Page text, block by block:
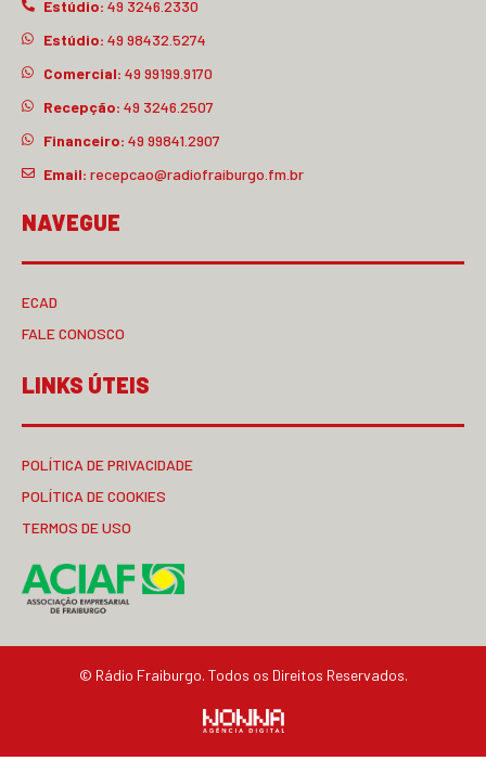
Estúdio: 49 3246.2330
Estúdio: 49 98432.5274
Comercial: 49 99199.9170
Recepção: 49 3246.2507
Financeiro: 49 99841.2907
Email: recepcao@radiofraiburgo.fm.br
NAVEGUE
ECAD
FALE CONOSCO
LINKS ÚTEIS
POLÍTICA DE PRIVACIDADE
POLÍTICA DE COOKIES
TERMOS DE USO
© Rádio Fraiburgo. Todos os Direitos Reservados.